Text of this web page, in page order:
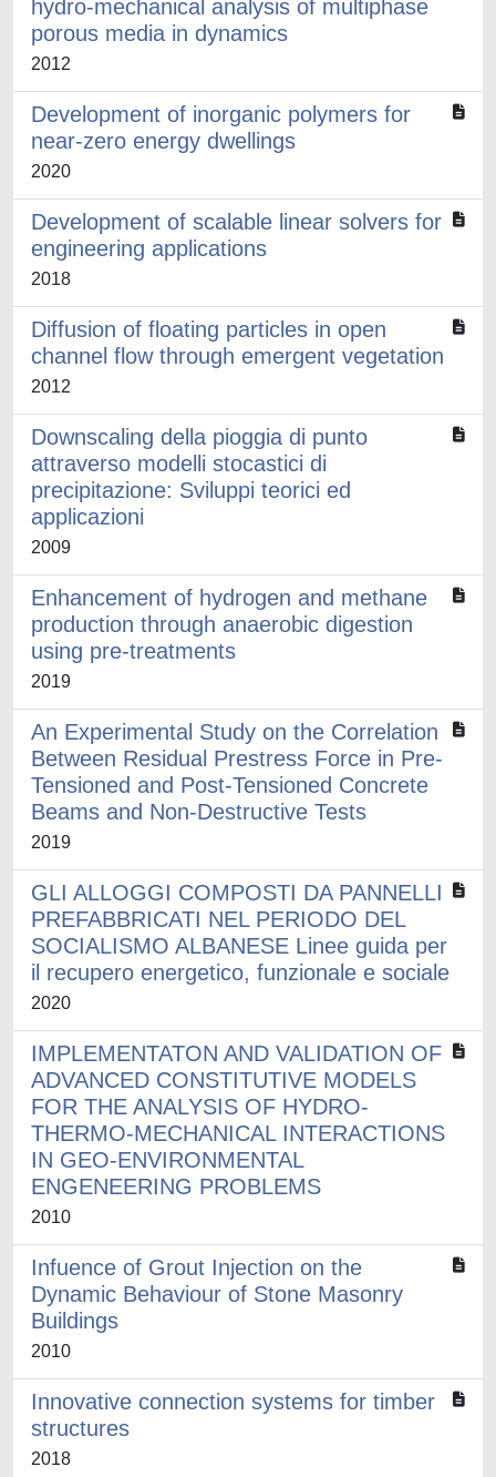
hydro-mechanical analysis of multiphase
porous media in dynamics
2012
Development of inorganic polymers for
near-zero energy dwellings
2020
Development of scalable linear solvers for
engineering applications
2018
Diffusion of floating particles in open
channel flow through emergent vegetation
2012
Downscaling della pioggia di punto
attraverso modelli stocastici di
precipitazione: Sviluppi teorici ed
applicazioni
2009
Enhancement of hydrogen and methane
production through anaerobic digestion
using pre-treatments
2019
An Experimental Study on the Correlation
Between Residual Prestress Force in Pre-
Tensioned and Post-Tensioned Concrete
Beams and Non-Destructive Tests
2019
GLI ALLOGGI COMPOSTI DA PANNELLI
PREFABBRICATI NEL PERIODO DEL
SOCIALISMO ALBANESE Linee guida per
il recupero energetico, funzionale e sociale
2020
IMPLEMENTATON AND VALIDATION OF
ADVANCED CONSTITUTIVE MODELS
FOR THE ANALYSIS OF HYDRO-
THERMO-MECHANICAL INTERACTIONS
IN GEO-ENVIRONMENTAL
ENGENEERING PROBLEMS
2010
Infuence of Grout Injection on the
Dynamic Behaviour of Stone Masonry
Buildings
2010
Innovative connection systems for timber
structures
2018